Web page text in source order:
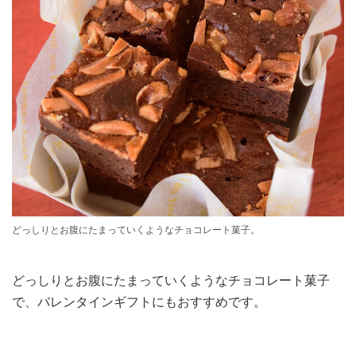
どっしりとお腹にたまっていくようなチョコレート菓子。
どっしりとお腹にたまっていくようなチョコレート菓子
で、バレンタインギフトにもおすすめです。